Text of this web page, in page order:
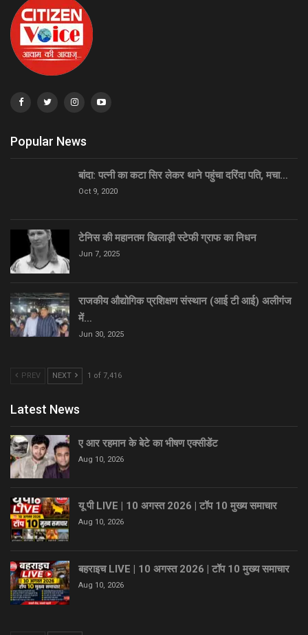
Popular News
बांदा: पत्नी का कटा सिर लेकर थाने पहुंचा दरिंदा पति, मचा…
Oct 9, 2020
टेनिस की महानतम खिलाड़ी स्टेफी ग्राफ का निधन
Jun 7, 2025
राजकीय औद्योगिक प्रशिक्षण संस्थान (आई टी आई) अलीगंज
में…
Jun 30, 2025
PREV NEXT 1 of 7,416
Latest News
ए आर रहमान के बेटे का भीषण एक्सीडेंट
Aug 10, 2026
यू पी LIVE | 10 अगस्त 2026 | टॉप 10 मुख्य समाचार
Aug 10, 2026
बहराइच LIVE | 10 अगस्त 2026 | टॉप 10 मुख्य समाचार
Aug 10, 2026